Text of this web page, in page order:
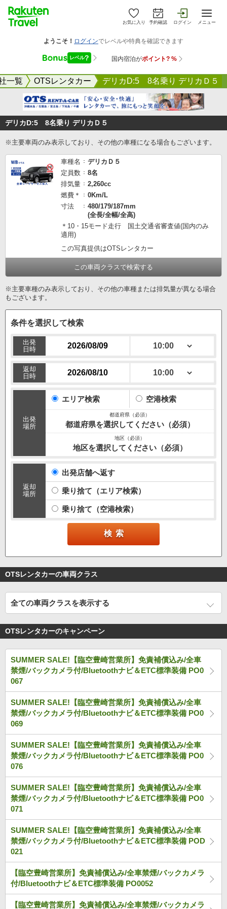
お気に入り 予約確認 ログイン メニュー
一覧 OTSレンタカー デリカD:5 8名乗り デリカＤ５
デリカD:5 8名乗り デリカＤ５
※主要車両のみ表示しており、その他の車種になる場合もございます。
車種名
デリカＤ５
定員数
8名
排気量
2,260cc
燃費＊
0Km/L
寸法
480/179/187mm
(全長/全幅/全高)
＊10・15モード走行 国土交通省審査値(国内のみ
適用)
この写真提供はOTSレンタカー
この車両クラスで検索する
※主要車種のみ表示しており、その他の車種または排気量が異なる場合
もございます。
条件を選択して検索
出発
日時
返却
日時
出発
場所
エリア検索 空港検索
都道府県を選択してください（必須）
地区を選択してください（必須）
返却
場所
出発店舗へ返す
乗り捨て（エリア検索）
乗り捨て（空港検索）
OTSレンタカーの車両クラス
全ての車両クラスを表示する
OTSレンタカーのキャンペーン
SUMMER SALE!【臨空豊崎営業所】免責補償込み/全車
禁煙/バックカメラ付/Bluetoothナビ＆ETC標準装備 PO0
067
SUMMER SALE!【臨空豊崎営業所】免責補償込み/全車
禁煙/バックカメラ付/Bluetoothナビ＆ETC標準装備 PO0
069
SUMMER SALE!【臨空豊崎営業所】免責補償込み/全車
禁煙/バックカメラ付/Bluetoothナビ＆ETC標準装備 PO0
076
SUMMER SALE!【臨空豊崎営業所】免責補償込み/全車
禁煙/バックカメラ付/Bluetoothナビ＆ETC標準装備 PO0
071
SUMMER SALE!【臨空豊崎営業所】免責補償込み/全車
禁煙/バックカメラ付/Bluetoothナビ＆ETC標準装備 POD
021
【臨空豊崎営業所】免責補償込み/全車禁煙/バックカメラ
付/Bluetoothナビ＆ETC標準装備 PO0052
【臨空豊崎営業所】免責補償込み/全車禁煙/バックカメラ